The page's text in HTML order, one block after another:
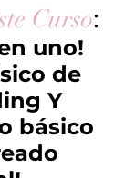
Curso:
uno!
de
Y
básico